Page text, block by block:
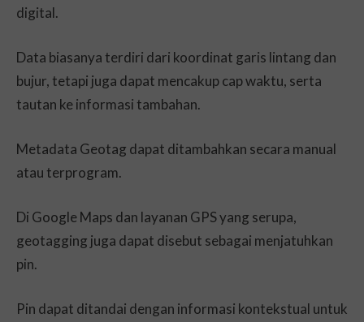
digital.
Data biasanya terdiri dari koordinat garis lintang dan
bujur, tetapi juga dapat mencakup cap waktu, serta
tautan ke informasi tambahan.
Metadata Geotag dapat ditambahkan secara manual
atau terprogram.
Di Google Maps dan layanan GPS yang serupa,
geotagging juga dapat disebut sebagai menjatuhkan
pin.
Pin dapat ditandai dengan informasi kontekstual untuk